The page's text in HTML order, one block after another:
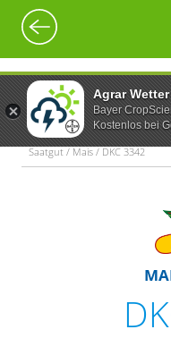
Agrar Wetter
Bayer
Kostenlos bei
Saatgut / Mais / DKC 3342